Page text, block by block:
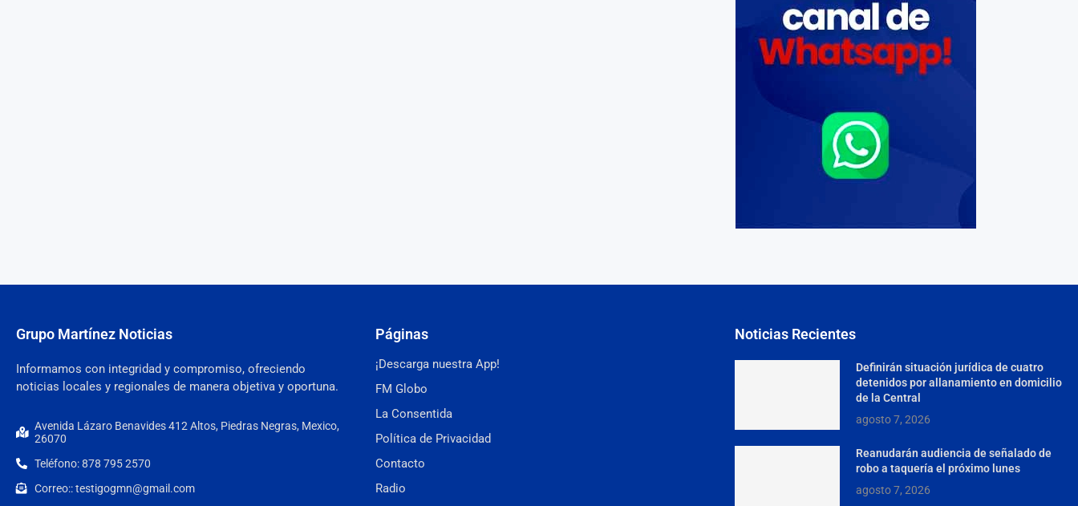
Grupo Martínez Noticias
Informamos con integridad y compromiso, ofreciendo
noticias locales y regionales de manera objetiva y oportuna.
Avenida Lázaro Benavides 412 Altos, Piedras Negras, Mexico,
26070
Teléfono: 878 795 2570
Correo:: testigogmn@gmail.com
Páginas
¡Descarga nuestra App!
FM Globo
La Consentida
Política de Privacidad
Contacto
Radio
Noticias Recientes
Definirán situación jurídica de cuatro
detenidos por allanamiento en domicilio
de la Central
agosto 7, 2026
Reanudarán audiencia de señalado de
robo a taquería el próximo lunes
agosto 7, 2026